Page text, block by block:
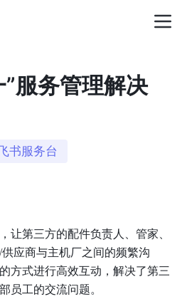
服务管理解决
书服务台
让第三方的配件负责人、管家、
应商与主机厂之间的频繁沟
方式进行高效互动，解决了第三
员工的交流问题。